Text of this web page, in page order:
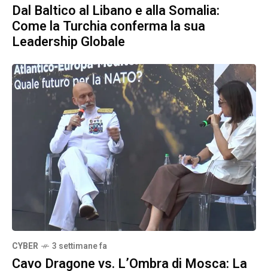
Dal Baltico al Libano e alla Somalia:
Come la Turchia conferma la sua
Leadership Globale
CYBER 3 settimane fa
Cavo Dragone vs. L’Ombra di Mosca: La